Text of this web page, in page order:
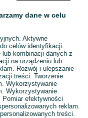
dane w celu
Aktywne
celów identyfikacji.
kombinacji danych z
na urządzeniu lub
Rozwój i ulepszanie
treści. Tworzenie
Wykorzystywanie
Wykorzystywanie
efektywności
reklam.
treści.